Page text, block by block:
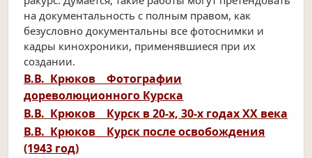
на документальность с полным правом, как
безусловно документальны все фотоснимки и
кадры кинохроники, применявшиеся при их
создании.
В.В. Крюков Фотографии
дореволюционного Курска
В.В. Крюков Курск в 20-х, 30-х годах ХХ века
В.В. Крюков Курск после освобождения
(1943 год)